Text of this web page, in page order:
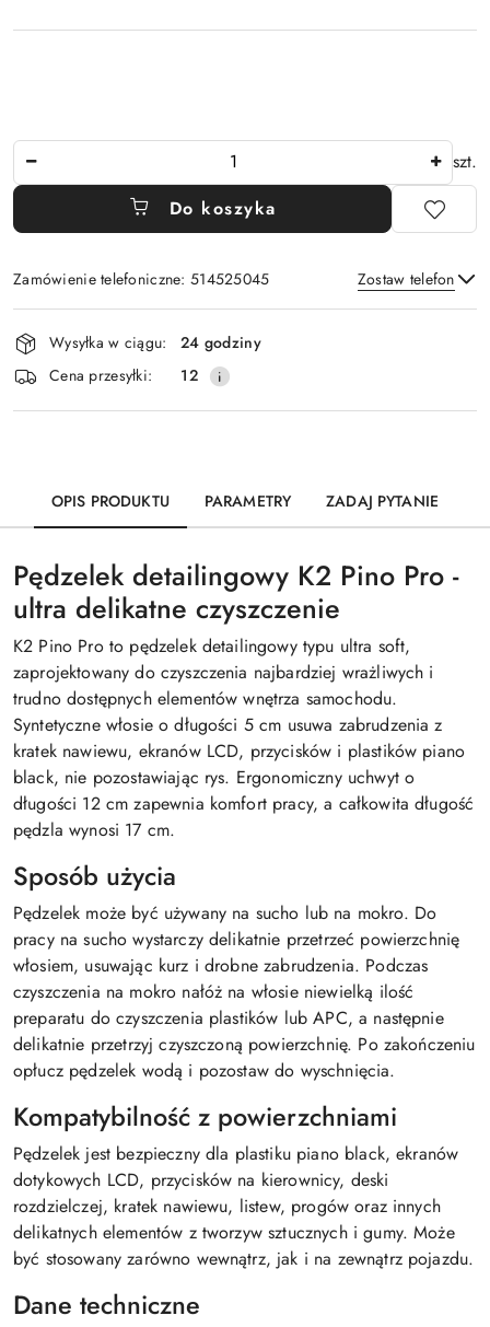
szt.
Do koszyka
Zamówienie telefoniczne: 514525045 Zostaw telefon
Wyślij
Dostępność
i
dostawa
Wysyłka w ciągu:
24 godziny
Cena przesyłki:
12
OPIS PRODUKTU PARAMETRY ZADAJ PYTANIE
Pędzelek detailingowy K2 Pino Pro -
ultra delikatne czyszczenie
K2 Pino Pro to pędzelek detailingowy typu ultra soft,
zaprojektowany do czyszczenia najbardziej wrażliwych i
trudno dostępnych elementów wnętrza samochodu.
Syntetyczne włosie o długości 5 cm usuwa zabrudzenia z
kratek nawiewu, ekranów LCD, przycisków i plastików piano
black, nie pozostawiając rys. Ergonomiczny uchwyt o
długości 12 cm zapewnia komfort pracy, a całkowita długość
pędzla wynosi 17 cm.
Sposób użycia
Pędzelek może być używany na sucho lub na mokro. Do
pracy na sucho wystarczy delikatnie przetrzeć powierzchnię
włosiem, usuwając kurz i drobne zabrudzenia. Podczas
czyszczenia na mokro nałóż na włosie niewielką ilość
preparatu do czyszczenia plastików lub APC, a następnie
delikatnie przetrzyj czyszczoną powierzchnię. Po zakończeniu
opłucz pędzelek wodą i pozostaw do wyschnięcia.
Kompatybilność z powierzchniami
Pędzelek jest bezpieczny dla plastiku piano black, ekranów
dotykowych LCD, przycisków na kierownicy, deski
rozdzielczej, kratek nawiewu, listew, progów oraz innych
delikatnych elementów z tworzyw sztucznych i gumy. Może
być stosowany zarówno wewnątrz, jak i na zewnątrz pojazdu.
Dane techniczne